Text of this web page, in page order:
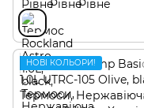
НОВІ КОЛЬОРИ!